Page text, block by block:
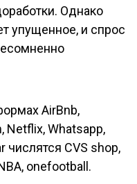
Однако
упущенное, и спрос
AirBnb,
Netflix, Whatsapp,
числятся CVS shop,
onefootball.